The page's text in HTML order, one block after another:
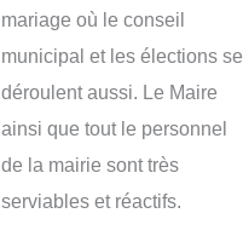
mariage où le conseil
municipal et les élections se
déroulent aussi. Le Maire
ainsi que tout le personnel
de la mairie sont très
serviables et réactifs.